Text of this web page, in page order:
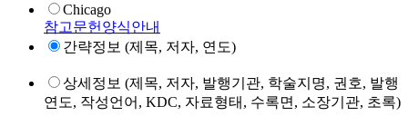
Chicago
참고문헌양식안내
간략정보 (제목, 저자, 연도)
상세정보 (제목, 저자, 발행기관, 학술지명, 권호, 발행
연도, 작성언어, KDC, 자료형태, 수록면, 소장기관, 초록)